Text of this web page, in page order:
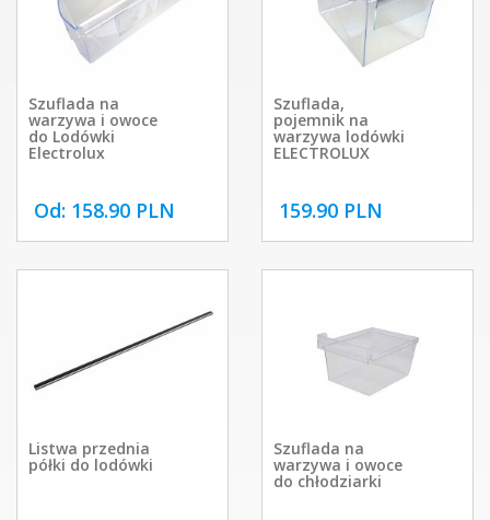
Szuflada na
warzywa i owoce
do Lodówki
Electrolux
Od: 158.90 PLN
Szuflada,
pojemnik na
warzywa lodówki
ELECTROLUX
159.90 PLN
Listwa przednia
półki do lodówki
Szuflada na
warzywa i owoce
do chłodziarki